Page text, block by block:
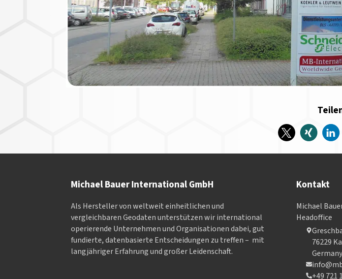
Michael Bauer International GmbH
Als Hersteller von weltweit einheitlichen und
vergleichbaren Geodaten un­ter­stüt­zen wir in­ter­na­tional
ope­rieren­de Un­ter­neh­men und Or­ga­nisa­tionen dabei, gut
fundierte, datenbasierte Entscheidungen zu treffen – mit
langjähriger Erfahrung und großer Leidenschaft.
Kontakt
Michael
Headoffice
76229
Germany
+49 721